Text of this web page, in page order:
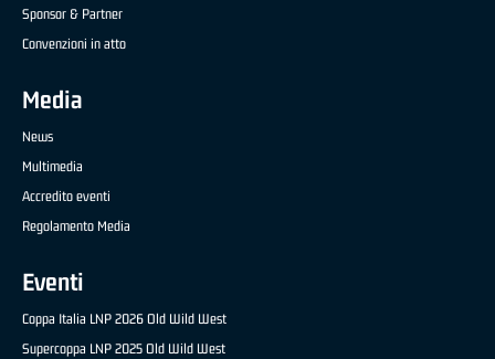
Sponsor & Partner
Convenzioni in atto
Media
News
Multimedia
Accredito eventi
Regolamento Media
Eventi
Coppa Italia LNP 2026 Old Wild West
Supercoppa LNP 2025 Old Wild West